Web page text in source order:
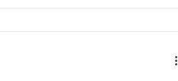
кто его принимает? В
эксплуатации, оператора